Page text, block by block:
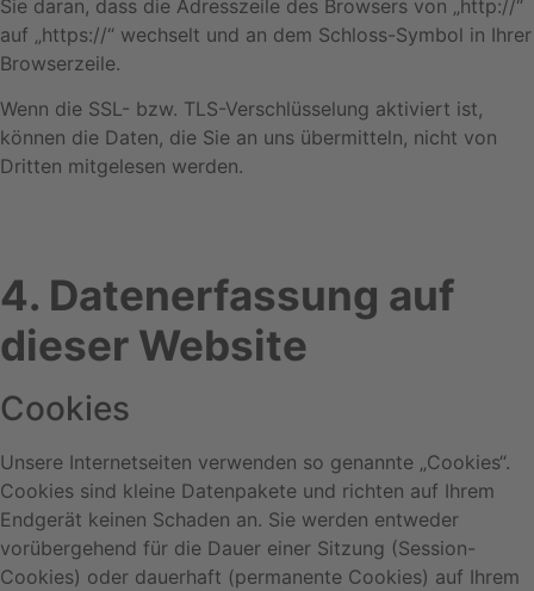
Sie daran, dass die Adresszeile des Browsers von „http://“
auf „https://“ wechselt und an dem Schloss-Symbol in Ihrer
Browserzeile.
Wenn die SSL- bzw. TLS-Verschlüsselung aktiviert ist,
können die Daten, die Sie an uns übermitteln, nicht von
Dritten mitgelesen werden.
4. Datenerfassung auf
dieser Website
Cookies
Unsere Internetseiten verwenden so genannte „Cookies“.
Cookies sind kleine Datenpakete und richten auf Ihrem
Endgerät keinen Schaden an. Sie werden entweder
vorübergehend für die Dauer einer Sitzung (Session-
Cookies) oder dauerhaft (permanente Cookies) auf Ihrem